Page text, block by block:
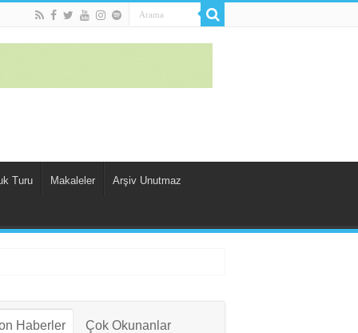
Turu Makaleler Arşiv Unutmaz
Haberler Çok Okunanlar